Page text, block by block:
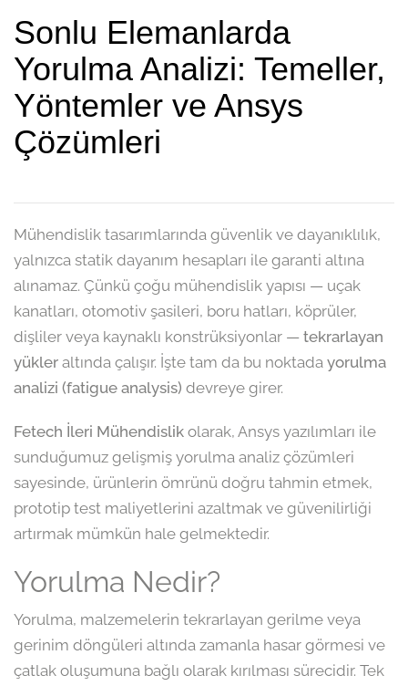
Sonlu Elemanlarda
Yorulma Analizi: Temeller,
Yöntemler ve Ansys
Çözümleri
Mühendislik tasarımlarında güvenlik ve dayanıklılık,
yalnızca statik dayanım hesapları ile garanti altına
alınamaz. Çünkü çoğu mühendislik yapısı — uçak
kanatları, otomotiv şasileri, boru hatları, köprüler,
dişliler veya kaynaklı konstrüksiyonlar — tekrarlayan
yükler altında çalışır. İşte tam da bu noktada yorulma
analizi (fatigue analysis) devreye girer.
Fetech İleri Mühendislik olarak, Ansys yazılımları ile
sunduğumuz gelişmiş yorulma analiz çözümleri
sayesinde, ürünlerin ömrünü doğru tahmin etmek,
prototip test maliyetlerini azaltmak ve güvenilirliği
artırmak mümkün hale gelmektedir.
Yorulma Nedir?
Yorulma, malzemelerin tekrarlayan gerilme veya
gerinim döngüleri altında zamanla hasar görmesi ve
çatlak oluşumuna bağlı olarak kırılması sürecidir. Tek